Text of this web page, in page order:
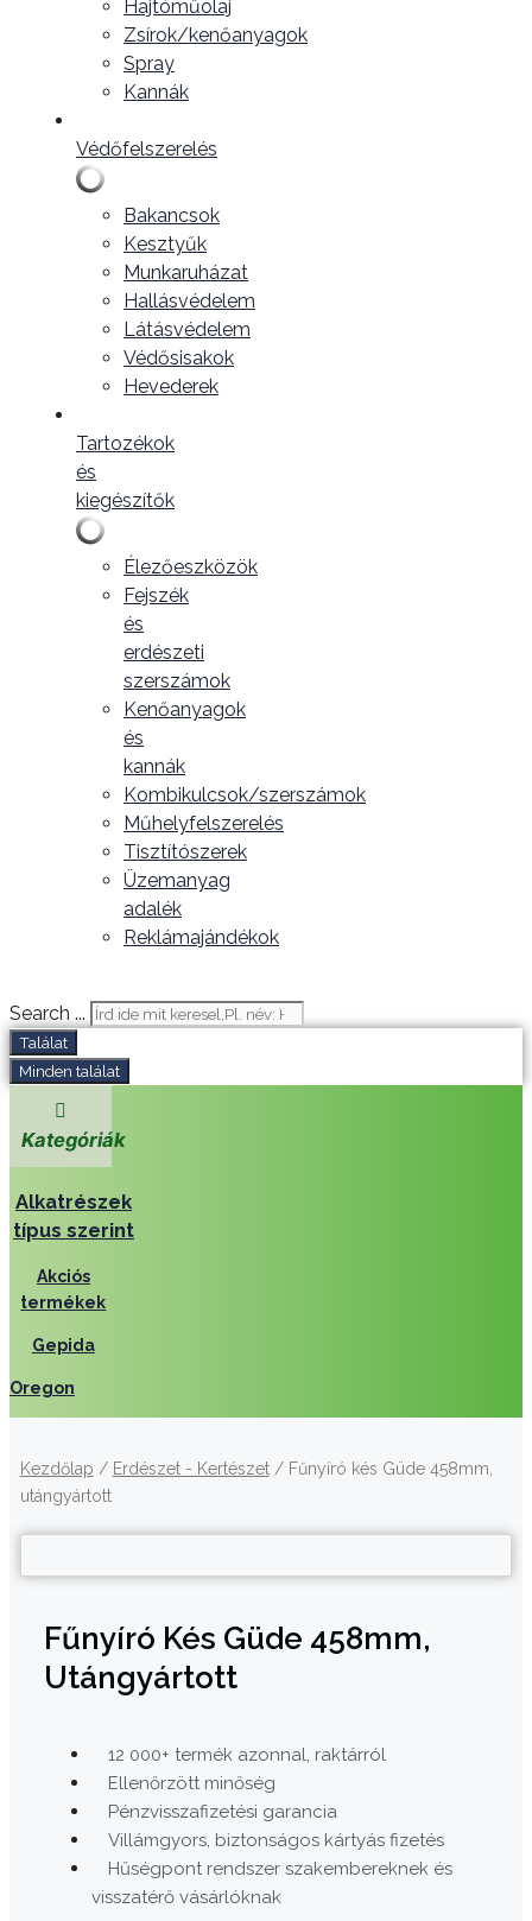
Hajtóműolaj
Zsírok/kenőanyagok
Spray
Kannák
Védőfelszerelés
Bakancsok
Kesztyűk
Munkaruházat
Hallásvédelem
Látásvédelem
Védősisakok
Hevederek
Tartozékok
és
kiegészítők
Élezőeszközök
Fejszék
és
erdészeti
szerszámok
Kenőanyagok
és
kannák
Kombikulcsok/szerszámok
Műhelyfelszerelés
Tisztítószerek
Üzemanyag
adalék
Reklámajándékok
Search ...
Találat
Minden találat
Kategóriák
Alkatrészek
típus szerint
Akciós
termékek
Gepida
Oregon
Kezdőlap / Erdészet - Kertészet/ Fűnyíró kés Güde 458mm,
utángyártott
Fűnyíró Kés Güde 458mm,
Utángyártott
12 000+ termék azonnal, raktárról
Ellenőrzött minőség
Pénzvisszafizetési garancia
Villámgyors, biztonságos kártyás fizetés
Hűségpont rendszer szakembereknek és
visszatérő vásárlóknak